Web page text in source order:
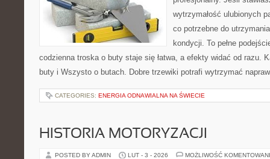
wytrzymałość ulubionych
co potrzebne do
kondycji. To pełne
codzienna troska o buty staje się łatwa, a efekty widać od razu.
buty i Wszysto o butach. Dobre trzewiki potrafi wytrzymać
CATEGORIES: ENERGIA ODNAWIALNA NA ŚWIECIE
HISTORIA MOTORYZACJI
POSTED BY ADMIN LUT - 3 - 2026 MOŻLIWOŚĆ